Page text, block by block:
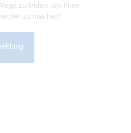
zu finden, um Ihren
zu machen!